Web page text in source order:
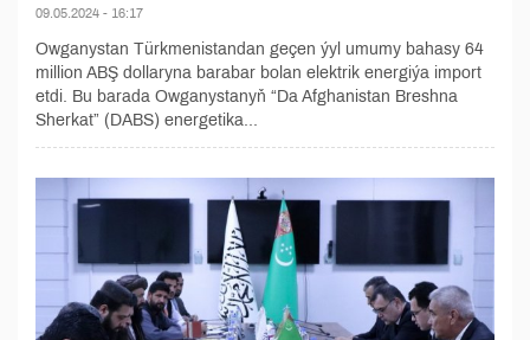
09.05.2024 - 16:17
Owganystan Türkmenistandan geçen ýyl umumy bahasy 64
million ABŞ dollaryna barabar bolan elektrik energiýa import
etdi. Bu barada Owganystanyň “Da Afghanistan Breshna
Sherkat” (DABS) energetika...